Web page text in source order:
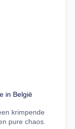
in België
krimpende
pure chaos.